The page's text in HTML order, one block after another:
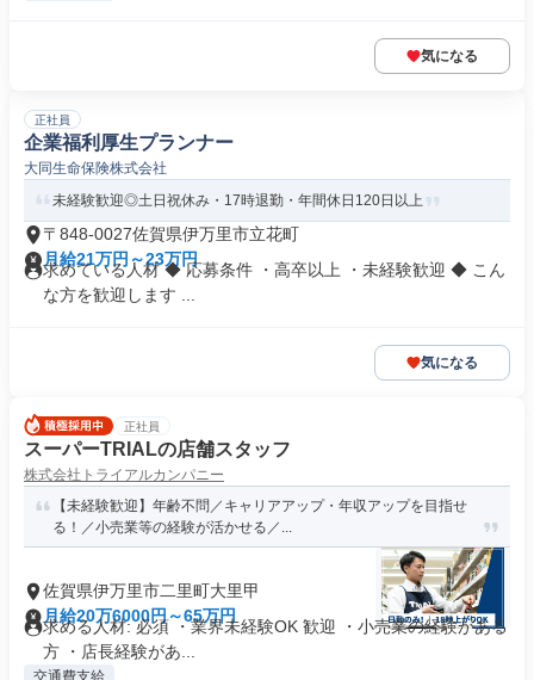
気になる
正社員
企業福利厚生プランナー
大同生命保険株式会社
未経験歓迎◎土日祝休み・17時退勤・年間休日120日以上
〒848-0027佐賀県伊万里市立花町
月給21万円～23万円
求めている人材 ◆ 応募条件 ・高卒以上 ・未経験歓迎 ◆ こん
な方を歓迎します ...
気になる
正社員
スーパーTRIALの店舗スタッフ
株式会社トライアルカンパニー
【未経験歓迎】年齢不問／キャリアアップ・年収アップを目指せ
る！／小売業等の経験が活かせる／...
佐賀県伊万里市二里町大里甲
月給20万6000円～65万円
求める人材: 必須 ・業界未経験OK 歓迎 ・小売業の経験がある
方 ・店長経験があ...
交通費支給